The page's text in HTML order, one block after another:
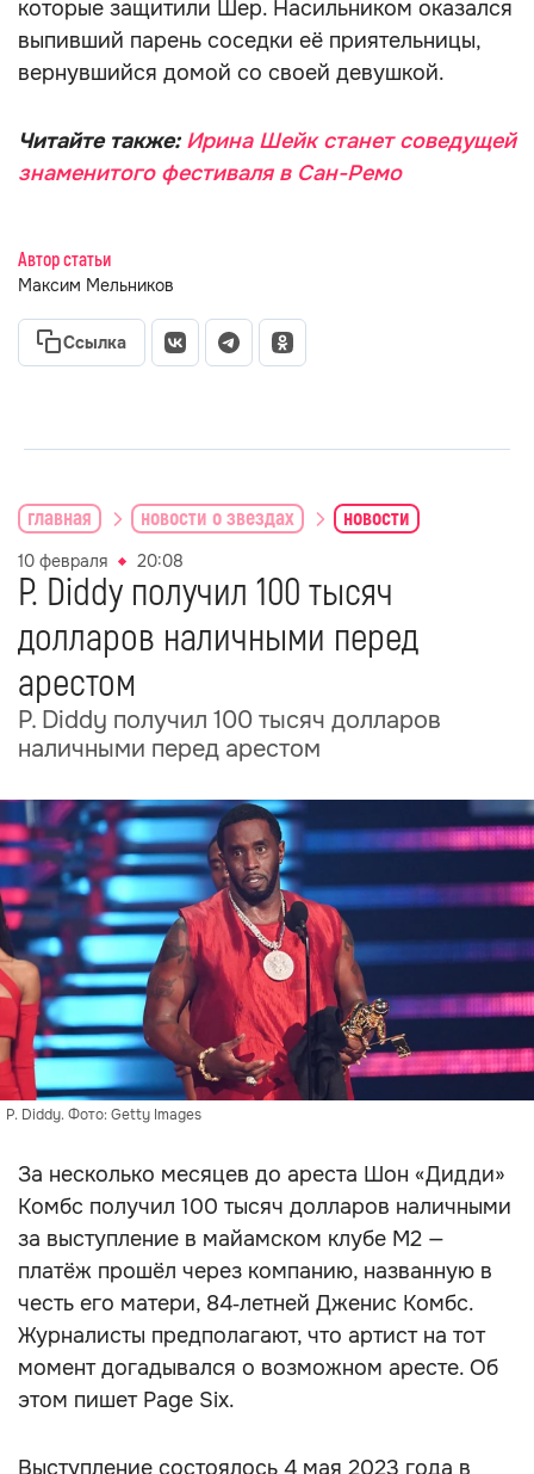
которые защитили Шер. Насильником оказался
выпивший парень соседки её приятельницы,
вернувшийся домой со своей девушкой.
Читайте также: Ирина Шейк станет соведущей
знаменитого фестиваля в Сан-Ремо
Автор статьи
Максим Мельников
Ссылка
главная новости о звездах новости
10 февраля 20:08
P. Diddy получил 100 тысяч
долларов наличными перед
арестом
P. Diddy получил 100 тысяч долларов
наличными перед арестом
P. Diddy. Фото: Getty Images
За несколько месяцев до ареста Шон «Дидди»
Комбс получил 100 тысяч долларов наличными
за выступление в майамском клубе M2 —
платёж прошёл через компанию, названную в
честь его матери, 84‑летней Дженис Комбс.
Журналисты предполагают, что артист на тот
момент догадывался о возможном аресте. Об
этом пишет Page Six.
Выступление состоялось 4 мая 2023 года в